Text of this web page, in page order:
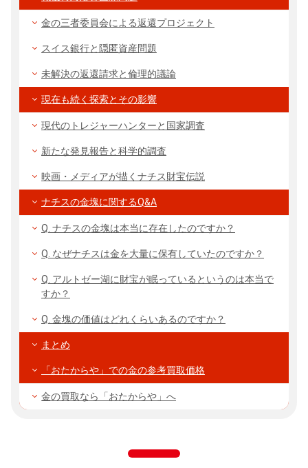
金の三者委員会による返還プロジェクト
スイス銀行と隠匿資産問題
未解決の返還請求と倫理的議論
現在も続く探索とその影響
現代のトレジャーハンターと国家調査
新たな発見報告と科学的調査
映画・メディアが描くナチス財宝伝説
ナチスの金塊に関するQ&A
Q. ナチスの金塊は本当に存在したのですか？
Q. なぜナチスは金を大量に保有していたのですか？
Q. アルトゼー湖に財宝が眠っているというのは本当で
すか？
Q. 金塊の価値はどれくらいあるのですか？
まとめ
「おたからや」での金の参考買取価格
金の買取なら「おたからや」へ